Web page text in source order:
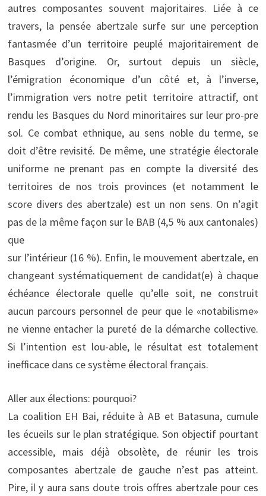
autres composantes souvent majoritaires. Liée à ce
travers, la pensée abertzale surfe sur une perception
fantasmée d’un territoire peuplé majoritairement de
Basques d’origine. Or, surtout depuis un siècle,
l’émigration économique d’un côté et, à l’inverse,
l’immigration vers notre petit territoire attractif, ont
rendu les Basques du Nord minoritaires sur leur pro-pre
sol. Ce combat ethnique, au sens noble du terme, se
doit d’être revisité. De même, une stratégie électorale
uniforme ne prenant pas en compte la diversité des
territoires de nos trois provinces (et notamment le
score divers des abertzale) est un non sens. On n’agit
pas de la même façon sur le BAB (4,5 % aux cantonales)
que
sur l’intérieur (16 %). Enfin, le mouvement abertzale, en
changeant systématiquement de candidat(e) à chaque
échéance électorale quelle qu’elle soit, ne construit
aucun parcours personnel de peur que le «notabilisme»
ne vienne entacher la pureté de la démarche collective.
Si l’intention est lou-able, le résultat est totalement
inefficace dans ce système électoral français.
Aller aux élections: pourquoi?
La coalition EH Bai, réduite à AB et Batasuna, cumule
les écueils sur le plan stratégique. Son objectif pourtant
accessible, mais déjà obsolète, de réunir les trois
composantes abertzale de gauche n’est pas atteint.
Pire, il y aura sans doute trois offres abertzale pour ces